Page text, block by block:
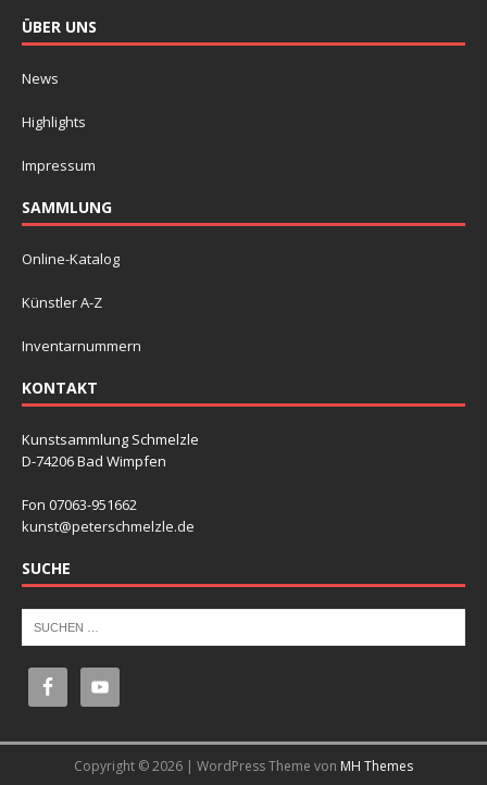
ÜBER UNS
News
Highlights
Impressum
SAMMLUNG
Online-Katalog
Künstler A-Z
Inventarnummern
KONTAKT
Kunstsammlung Schmelzle
D-74206 Bad Wimpfen
Fon 07063-951662
kunst@peterschmelzle.de
SUCHE
Copyright © 2026 | WordPress Theme von MH Themes